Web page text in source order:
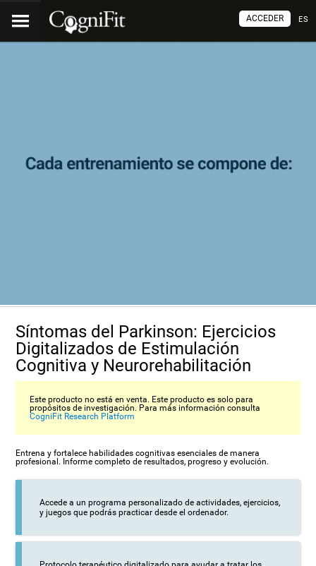
ES
ACCEDER
Síntomas del Parkinson: Ejercicios
Digitalizados de Estimulación
Cognitiva y Neurorehabilitación
Este producto no está en venta. Este producto es solo para
propósitos de investigación. Para más información consulta
CogniFit Research Platform
Entrena y fortalece habilidades cognitivas esenciales de manera
profesional. Informe completo de resultados, progreso y evolución.
Accede a un programa personalizado de actividades, ejercicios,
y juegos que podrás practicar desde el ordenador.